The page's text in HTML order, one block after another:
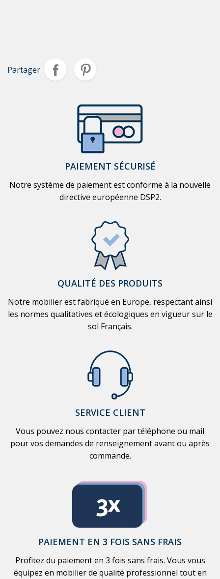
Partager
PAIEMENT SÉCURISÉ
Notre système de paiement est conforme à la nouvelle
directive européenne DSP2.
QUALITÉ DES PRODUITS
Notre mobilier est fabriqué en Europe, respectant ainsi
les normes qualitatives et écologiques en vigueur sur le
sol Français.
SERVICE CLIENT
Vous pouvez nous contacter par téléphone ou mail
pour vos demandes de renseignement avant ou après
commande.
PAIEMENT EN 3 FOIS SANS FRAIS
Profitez du paiement en 3 fois sans frais. Vous vous
équipez en mobilier de qualité professionnel tout en